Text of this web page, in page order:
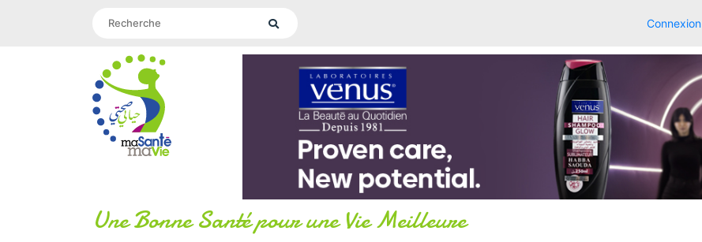
Connexion
Une Bonne Santé pour une Vie Meilleure